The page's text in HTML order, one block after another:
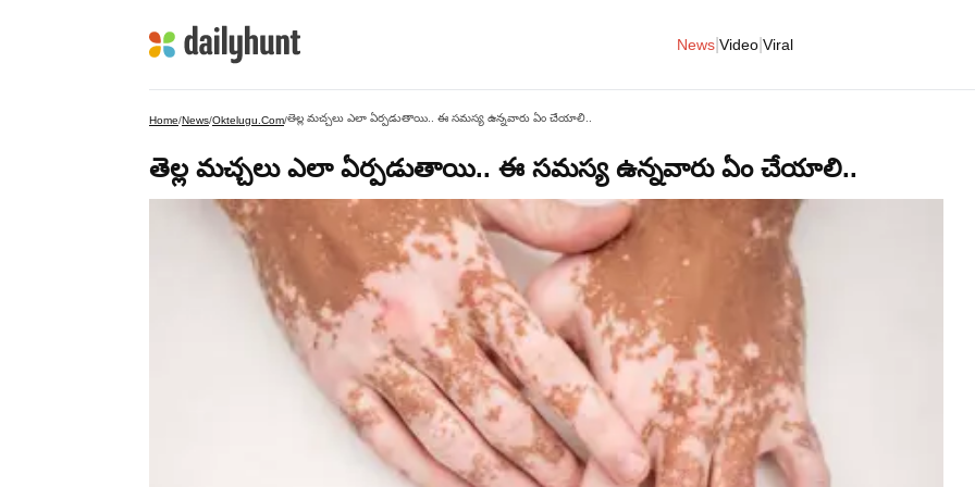
News Video Viral
Home/News/Oktelugu.com/తెల్ల మచ్చలు ఎలా ఏర్పడుతాయి.. ఈ సమస్య ఉన్నవారు ఏం చేయాలి..
తెల్ల మచ్చలు ఎలా ఏర్పడుతాయి.. ఈ సమస్య ఉన్నవారు ఏం చేయాలి..